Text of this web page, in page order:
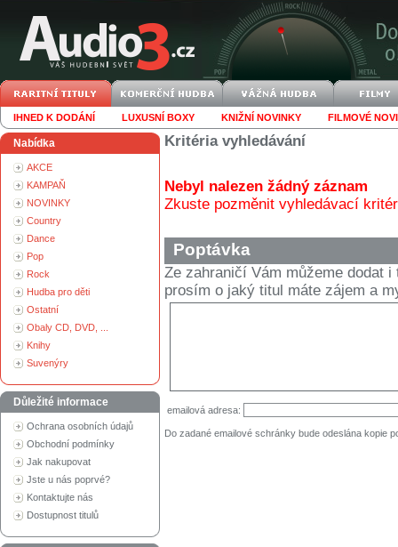
IHNED K DODÁNÍ LUXUSNÍ BOXY KNIŽNÍ NOVINKY FILMOVÉ
Nabídka
AKCE
KAMPAŇ
NOVINKY
Country
Dance
Pop
Rock
Hudba pro děti
Ostatní
Obaly CD, DVD, ...
Knihy
Suvenýry
Důležité informace
Ochrana osobních údajů
Obchodní podmínky
Jak nakupovat
Jste u nás poprvé?
Kontaktujte nás
Dostupnost titulů
Kritéria vyhledávání
Nebyl nalezen žádný záznam
Zkuste pozměnit vyhledávací
Poptávka
Ze zahraničí Vám můžeme dodat
prosím o jaký titul máte zájem a
emailová adresa:
Do zadané emailové schránky bude odeslána kopie